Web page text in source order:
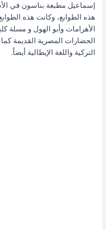
إسماعيل مطبعة بناسون في
هذه الطوابع، وكانت هذه
الأهرامات وأبو الهول و مسلة
الحضارات المصرية القديمة
التركية واللغة الإيطالية أيضاً.